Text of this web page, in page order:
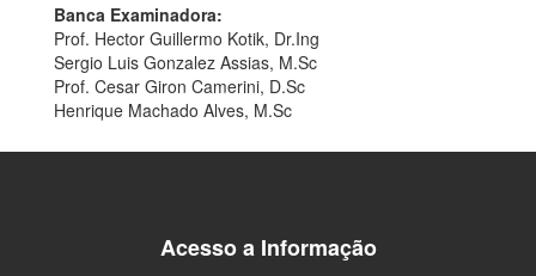
Banca Examinadora:
Prof. Hector Guillermo Kotik, Dr.Ing
Sergio Luis Gonzalez Assias, M.Sc
Prof. Cesar Giron Camerini, D.Sc
Henrique Machado Alves, M.Sc
Acesso a Informação